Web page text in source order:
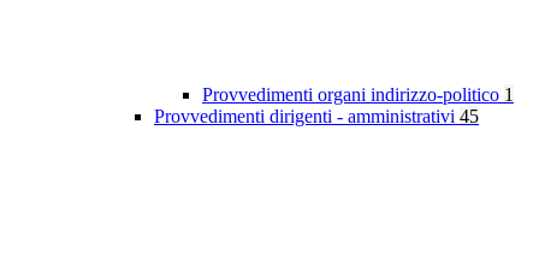
Provvedimenti organi indirizzo-politico 1
Provvedimenti dirigenti - amministrativi 45